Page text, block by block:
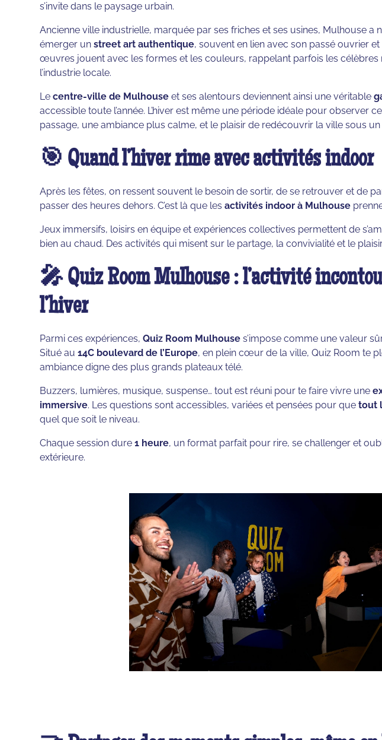
s’invite dans le paysage urbain.
Ancienne ville industrielle, marquée par ses friches et ses usines, Mulhouse a
émerger unstreet art authentique, souvent en lien avec son passé ouvrier et
œuvres jouent avec les formes et les couleurs, rappelant parfois les célèbres
l’industrie locale.
Lecentre-ville de Mulhouse et ses alentours deviennent ainsi une véritable
accessible toute l’année. L’hiver est même une période idéale pour observer
passage, une ambiance plus calme, et le plaisir de redécouvrir la ville sous un
🎯 Quand l’hiver rime avec activités indoor
Après les fêtes, on ressent souvent le besoin de sortir, de se retrouver et de
passer des heures dehors. C’est là que lesactivités indoor à Mulhouse
Jeux immersifs, loisirs en équipe et expériences collectives permettent de
bien au chaud. Des activités qui misent sur le partage, la convivialité et le
🎤 Quiz Room Mulhouse : l’activité
l’hiver
Parmi ces expériences,Quiz Room Mulhouse s’impose comme une valeur
Situé au14C boulevard de l’Europe, en plein cœur de la ville, Quiz Room te
ambiance digne des plus grands plateaux télé.
Buzzers, lumières, musique, suspense… tout est réuni pour te faire vivre une
immersive. Les questions sont accessibles, variées et pensées pour quetout
quel que soit le niveau.
Chaque session dure1 heure, un format parfait pour rire, se challenger et
extérieure.